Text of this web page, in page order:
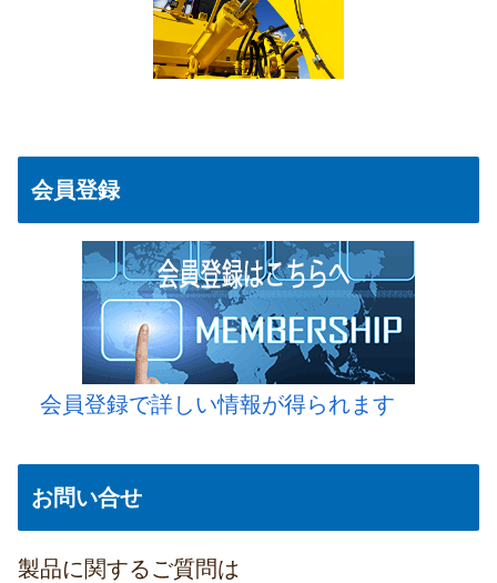
会員登録
会員登録で詳しい情報が得られます
お問い合せ
製品に関するご質問は